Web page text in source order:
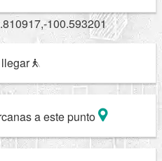
100.593201
a este punto